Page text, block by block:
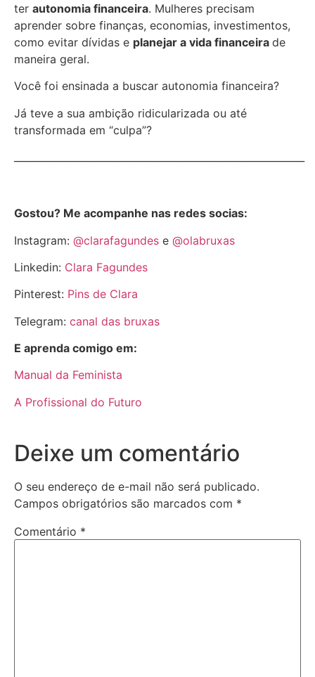
ter autonomia financeira. Mulheres precisam
aprender sobre finanças, economias, investimentos,
como evitar dívidas e planejar a vida financeira de
maneira geral.
Você foi ensinada a buscar autonomia financeira?
Já teve a sua ambição ridicularizada ou até
transformada em “culpa”?
Gostou? Me acompanhe nas redes socias:
Instagram: @clarafagundes e @olabruxas
Linkedin: Clara Fagundes
Pinterest: Pins de Clara
Telegram: canal das bruxas
E aprenda comigo em:
Manual da Feminista
A Profissional do Futuro
Deixe um comentário
O seu endereço de e-mail não será publicado.
Campos obrigatórios são marcados com *
Comentário *